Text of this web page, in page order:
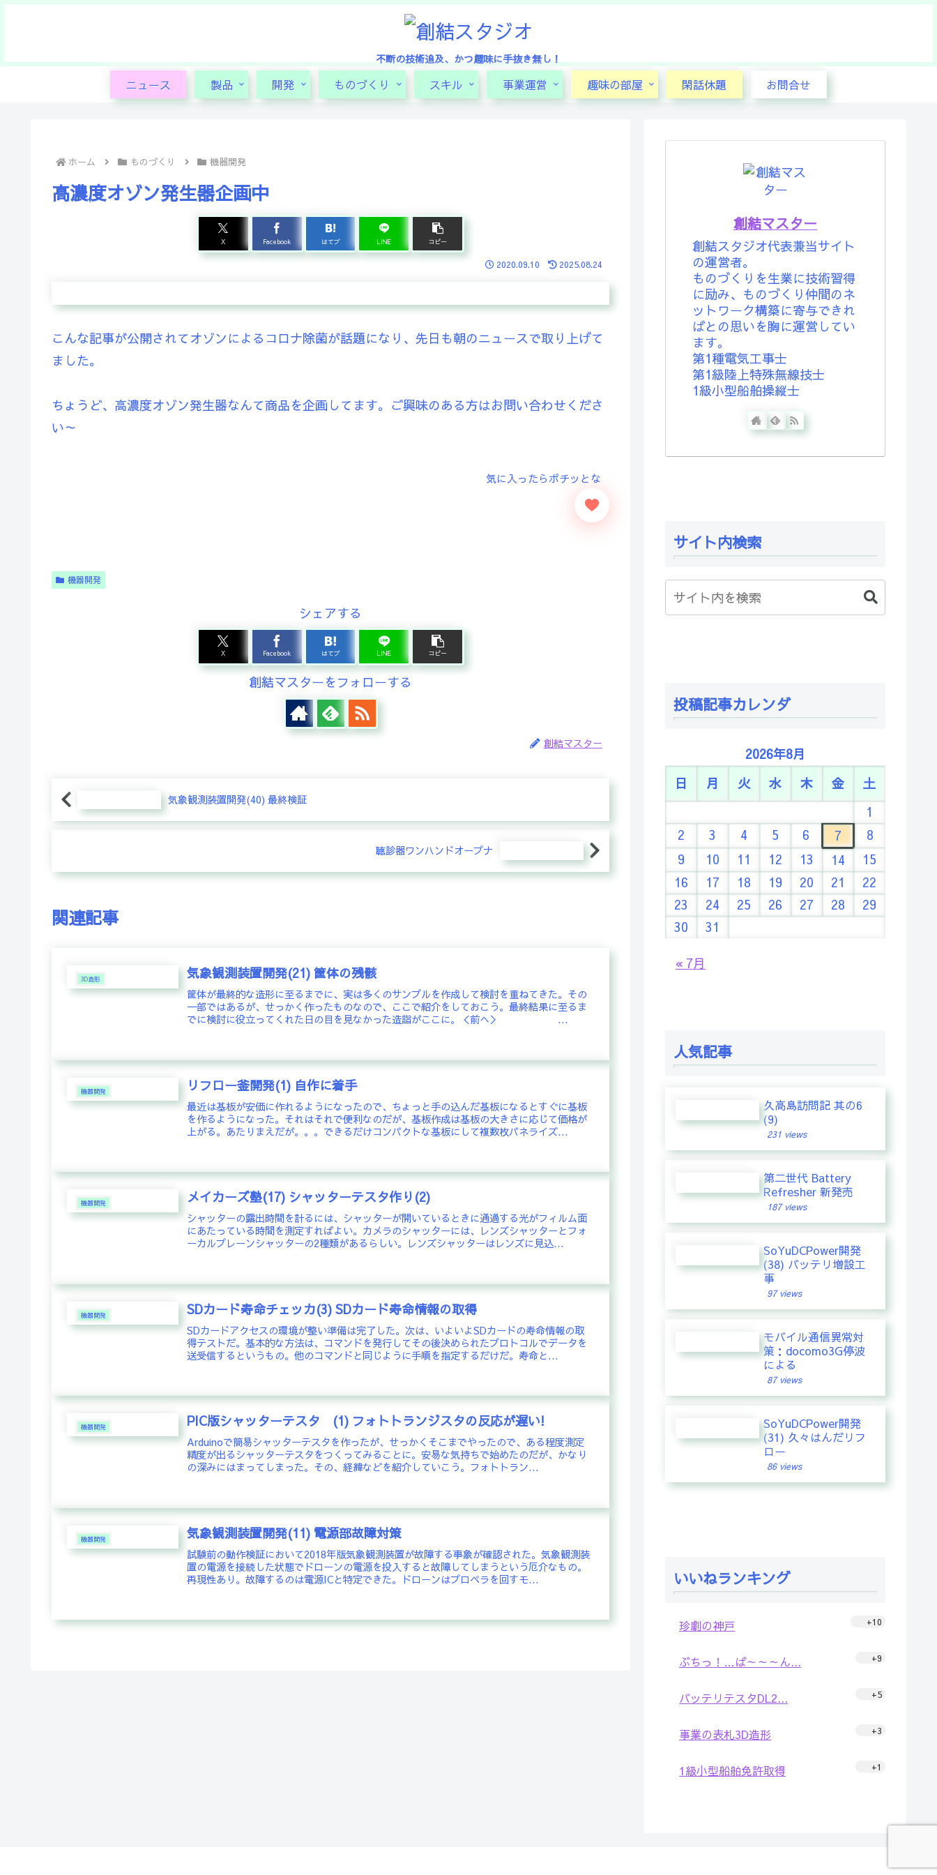
不断の技術追及、かつ趣味に手抜き無し！
ニュース 製品 開発 ものづくり スキル 事業運営 趣味の部屋 閑話休題 お問合せ
ホーム ものづくり 機器開発
高濃度オゾン発生器企画中
X Facebook はてブ LINE コピー
2020.09.10 2025.08.24
こんな記事が公開されてオゾンによるコロナ除菌が話題になり、先日も朝のニュースで取り上げて
ました。
ちょうど、高濃度オゾン発生器なんて商品を企画してます。ご興味のある方はお問い合わせくださ
い～
機器開発
シェアする
X Facebook はてブ LINE コピー
創結マスターをフォローする
創結マスター
気象観測装置開発(40) 最終検証
聴診器ワンハンドオープナ
関連記事
3D造形 気象観測装置開発(21) 筐体の残骸
筐体が最終的な造形に至るまでに、実は多くのサンプルを作成して検討を重ねてきた。その
一部ではあるが、せっかく作ったものなので、ここで紹介をしておこう。最終結果に至るま
でに検討に役立ってくれた日の目を見なかった造詣がここに。＜前へ＞ ...
機器開発 リフロー釜開発(1) 自作に着手
最近は基板が安価に作れるようになったので、ちょっと手の込んだ基板になるとすぐに基板
を作るようになった。それはそれで便利なのだが、基板作成は基板の大きさに応じて価格が
上がる。あたりまえだが。。。できるだけコンパクトな基板にして複数枚パネライズ...
機器開発 メイカーズ塾(17) シャッターテスタ作り(2)
シャッターの露出時間を計るには、シャッターが開いているときに通過する光がフィルム面
にあたっている時間を測定すればよい。カメラのシャッターには、レンズシャッターとフォ
ーカルプレーンシャッターの2種類があるらしい。レンズシャッターはレンズに見込...
機器開発 SDカード寿命チェッカ(3) SDカード寿命情報の取得
SDカードアクセスの環境が整い準備は完了した。次は、いよいよSDカードの寿命情報の取
得テストだ。基本的な方法は、コマンドを発行してその後決められたプロトコルでデータを
送受信するというもの。他のコマンドと同じように手順を指定するだけだ。寿命と...
機器開発 PIC版シャッターテスタ (1) フォトトランジスタの反応が遅い!
Arduinoで簡易シャッターテスタを作ったが、せっかくそこまでやったので、ある程度測定
精度が出るシャッターテスタをつくってみることに。安易な気持ちで始めたのだが、かなり
の深みにはまってしまった。その、経緯などを紹介していこう。フォトトラン...
機器開発 気象観測装置開発(11) 電源部故障対策
試験前の動作検証において2018年版気象観測装置が故障する事象が確認された。気象観測装
置の電源を接続した状態でドローンの電源を投入すると故障してしまうという厄介なもの。
再現性あり。故障するのは電源ICと特定できた。ドローンはプロペラを回すモ...
創結マスター
創結スタジオ代表兼当サイト
の運営者。
ものづくりを生業に技術習得
に励み、ものづくり仲間のネ
ットワーク構築に寄与できれ
ばとの思いを胸に運営してい
ます。
第1種電気工事士
第1級陸上特殊無線技士
1級小型船舶操縦士
サイト内検索
投稿記事カレンダ
2026年8月
日
月 火 水 木 金
土
1
2
3 4 5 6 7
8
9
10 11 12 13 14
15
16
17 18 19 20 21
22
23
24 25 26 27 28
29
30
31
« 7月
人気記事
久高島訪問記 其の6
(9)
231 views
第二世代 Battery
Refresher 新発売
187 views
SoYuDCPower開発
(38) バッテリ増設工
事
97 views
モバイル通信異常対
策：docomo3G停波
による
87 views
SoYuDCPower開発
(31) 久々はんだリフ
ロー
86 views
いいねランキング
珍劇の神戸 +10
ぶちっ！…ば～～～ん... +9
バッテリテスタDL2... +5
事業の表札3D造形 +3
1級小型船舶免許取得 +1